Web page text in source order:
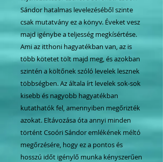
Sándor hatalmas levelezéséből szinte
csak mutatvány ez a könyv. Éveket vesz
majd igénybe a teljesség megkísértése.
Ami az itthoni hagyatékban van, az is
több kötetet tölt majd meg, és azokban
szintén a költőnek szóló levelek lesznek
többségben. Az általa írt levelek sok-sok
kisebb és nagyobb hagyatékban
kutathatók fel, amennyiben megőrizték
azokat. Eltávozása óta annyi minden
történt Csoóri Sándor emlékének méltó
megőrzésére, hogy ez a pontos és
hosszú időt igénylő munka kényszerűen